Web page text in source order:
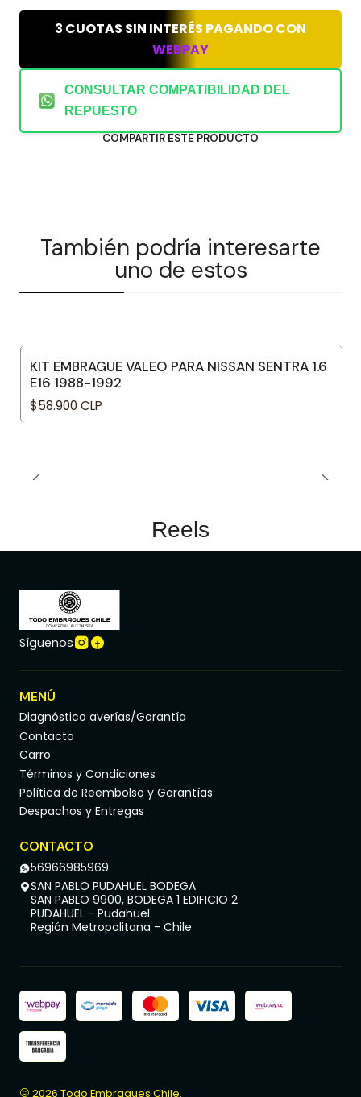
3 CUOTAS SIN INTERÉS PAGANDO CON
WEBPAY
CONSULTAR COMPATIBILIDAD DEL
REPUESTO
COMPARTIR ESTE PRODUCTO
También podría interesarte
uno de estos
KIT EMBRAGUE VALEO PARA NISSAN SENTRA 1.6
E16 1988-1992
$58.900 CLP
Reels
Síguenos
MENÚ
Diagnóstico averías/Garantía
Contacto
Carro
Términos y Condiciones
Política de Reembolso y Garantías
Despachos y Entregas
CONTACTO
56966985969
SAN PABLO PUDAHUEL BODEGA
SAN PABLO 9900, BODEGA 1 EDIFICIO 2
PUDAHUEL - Pudahuel
Región Metropolitana - Chile
2026 Todo Embragues Chile.